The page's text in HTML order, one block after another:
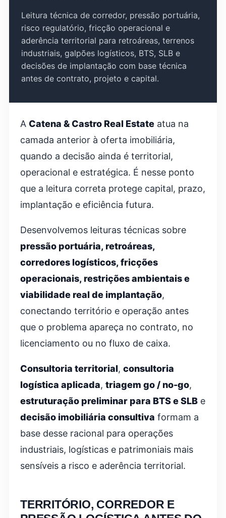
Leitura técnica de corredor, pressão portuária,
risco regulatório, fricção operacional e
aderência territorial para retroáreas, terrenos
industriais, galpões logísticos, BTS, SLB e
decisões de implantação com base técnica
antes de contrato, projeto e capital.
A Catena & Castro Real Estate atua na
camada anterior à oferta imobiliária,
quando a decisão ainda é territorial,
operacional e estratégica. É nesse ponto
que a leitura correta protege capital, prazo,
implantação e eficiência futura.
Desenvolvemos leituras técnicas sobre
pressão portuária, retroáreas,
corredores logísticos, fricções
operacionais, restrições ambientais e
viabilidade real de implantação,
conectando território e operação antes
que o problema apareça no contrato, no
licenciamento ou no fluxo de caixa.
Consultoria territorial, consultoria
logística aplicada, triagem go / no-go,
estruturação preliminar para BTS e SLB e
decisão imobiliária consultiva formam a
base desse racional para operações
industriais, logísticas e patrimoniais mais
sensíveis a risco e aderência territorial.
TERRITÓRIO, CORREDOR E